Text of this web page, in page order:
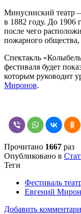
Минусинский театр
в 1882 году. До 1906
после чего
пожарного общества,
Спектакль
фестиваля будет
которым руководит
Миронов.
Прочитано 1667 раз
Опубликовано в
Теги
Фестиваль
Евгений
Добавить